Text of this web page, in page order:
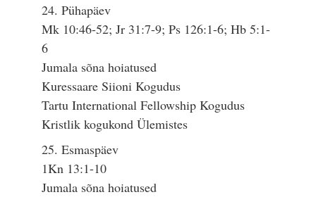
24. Pühapäev
Mk 10:46-52; Jr 31:7-9; Ps 126:1-6; Hb 5:1-
6
Jumala sõna hoiatused
Kuressaare Siioni Kogudus
Tartu International Fellowship Kogudus
Kristlik kogukond Ülemistes
25. Esmaspäev
1Kn 13:1-10
Jumala sõna hoiatused